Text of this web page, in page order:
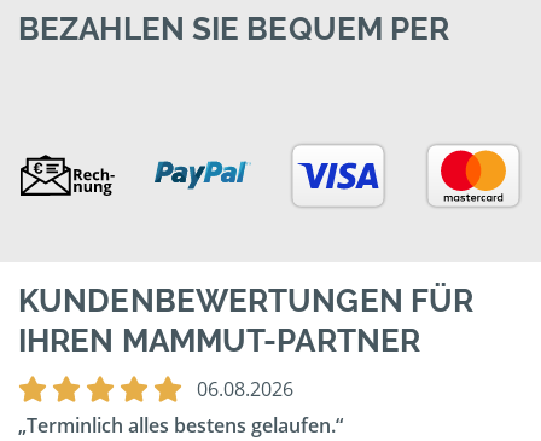
BEZAHLEN SIE BEQUEM PER
KUNDENBEWERTUNGEN FÜR
IHREN MAMMUT-PARTNER
06.08.2026
Terminlich alles bestens gelaufen.